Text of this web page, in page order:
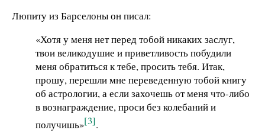
Люпиту из Барселоны он писал:
«Хотя у меня нет перед тобой никаких заслуг,
твои великодушие и приветливость побудили
меня обратиться к тебе, просить тебя. Итак,
прошу, перешли мне переведенную тобой книгу
об астрологии, а если захочешь от меня что-либо
в вознаграждение, проси без колебаний и
получишь»[3].